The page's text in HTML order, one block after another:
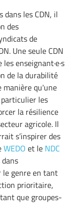
dans les CDN, il
des
de
Une seule CDN
enseignant·e·s
de la durabilité
manière qu'une
les
la résilience
agricole. Il
s’inspirer des
WEDO et le NDC
dans
le genre en tant
prioritaire,
que groupes-